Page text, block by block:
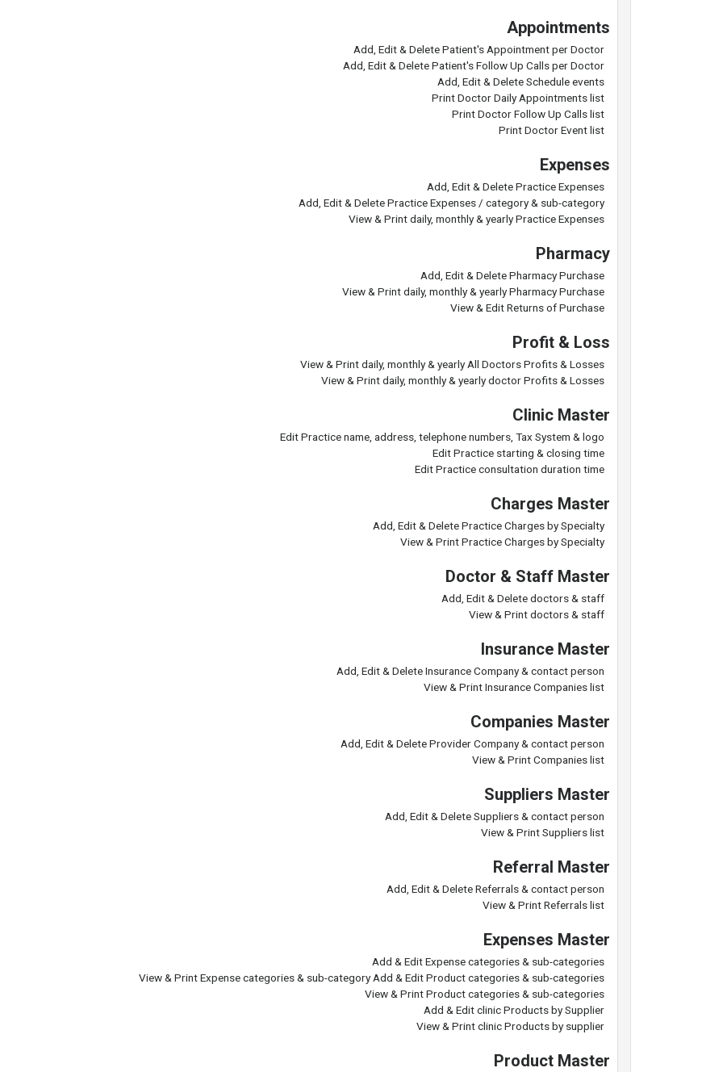
Appointments
Add, Edit & Delete Patient's Appointment per Doctor
Add, Edit & Delete Patient's Follow Up Calls per Doctor
Add, Edit & Delete Schedule events
Print Doctor Daily Appointments list
Print Doctor Follow Up Calls list
Print Doctor Event list
Expenses
Add, Edit & Delete Practice Expenses
Add, Edit & Delete Practice Expenses / category & sub-category
View & Print daily, monthly & yearly Practice Expenses
Pharmacy
Add, Edit & Delete Pharmacy Purchase
View & Print daily, monthly & yearly Pharmacy Purchase
View & Edit Returns of Purchase
Profit & Loss
View & Print daily, monthly & yearly All Doctors Profits & Losses
View & Print daily, monthly & yearly doctor Profits & Losses
Clinic Master
Edit Practice name, address, telephone numbers, Tax System & logo
Edit Practice starting & closing time
Edit Practice consultation duration time
Charges Master
Add, Edit & Delete Practice Charges by Specialty
View & Print Practice Charges by Specialty
Doctor & Staff Master
Add, Edit & Delete doctors & staff
View & Print doctors & staff
Insurance Master
Add, Edit & Delete Insurance Company & contact person
View & Print Insurance Companies list
Companies Master
Add, Edit & Delete Provider Company & contact person
View & Print Companies list
Suppliers Master
Add, Edit & Delete Suppliers & contact person
View & Print Suppliers list
Referral Master
Add, Edit & Delete Referrals & contact person
View & Print Referrals list
Expenses Master
Add & Edit Expense categories & sub-categories
View & Print Expense categories & sub-category Add & Edit Product categories & sub-categories
View & Print Product categories & sub-categories
Add & Edit clinic Products by Supplier
View & Print clinic Products by supplier
Product Master